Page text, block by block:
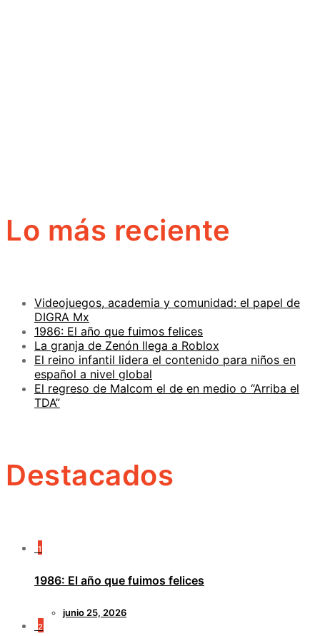
Lo más reciente
Videojuegos, academia y comunidad: el papel de
DIGRA Mx
1986: El año que fuimos felices
La granja de Zenón llega a Roblox
El reino infantil lidera el contenido para niños en
español a nivel global
El regreso de Malcom el de en medio o “Arriba el
TDA”
Destacados
1
1986: El año que fuimos felices
junio 25, 2026
2